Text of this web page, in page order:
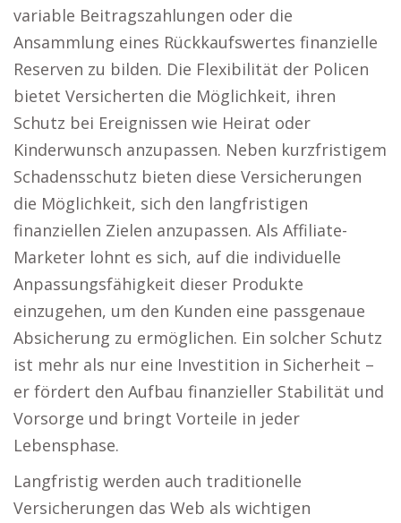
variable Beitragszahlungen oder die
Ansammlung eines Rückkaufswertes finanzielle
Reserven zu bilden. Die Flexibilität der Policen
bietet Versicherten die Möglichkeit, ihren
Schutz bei Ereignissen wie Heirat oder
Kinderwunsch anzupassen. Neben kurzfristigem
Schadensschutz bieten diese Versicherungen
die Möglichkeit, sich den langfristigen
finanziellen Zielen anzupassen. Als Affiliate-
Marketer lohnt es sich, auf die individuelle
Anpassungsfähigkeit dieser Produkte
einzugehen, um den Kunden eine passgenaue
Absicherung zu ermöglichen. Ein solcher Schutz
ist mehr als nur eine Investition in Sicherheit –
er fördert den Aufbau finanzieller Stabilität und
Vorsorge und bringt Vorteile in jeder
Lebensphase.
Langfristig werden auch traditionelle
Versicherungen das Web als wichtigen